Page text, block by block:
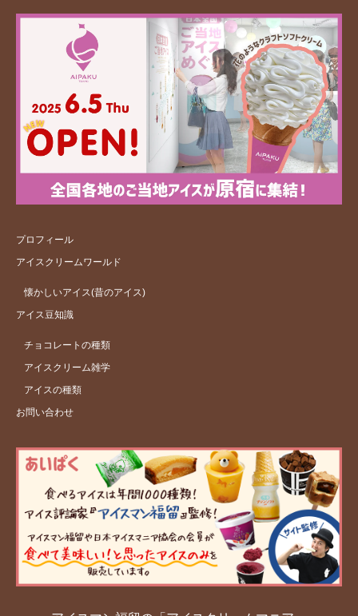
プロフィール
アイスクリームワールド
懐かしいアイス(昔のアイス)
アイス豆知識
チョコレートの種類
アイスクリーム雑学
アイスの種類
お問い合わせ